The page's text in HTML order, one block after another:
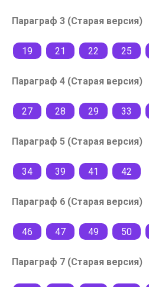
Параграф 3 (Старая версия)
19 21 22 25
Параграф 4 (Старая версия)
27 28 29 33
Параграф 5 (Старая версия)
34 39 41 42
Параграф 6 (Старая версия)
46 47 49 50
Параграф 7 (Старая версия)